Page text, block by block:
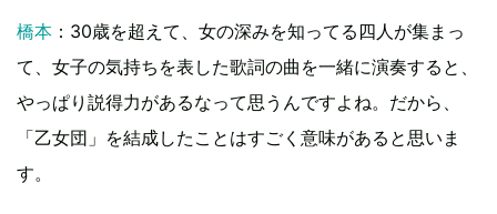
橋本 ：30歳を超えて、女の深みを知ってる四人が集まっ
て、女子の気持ちを表した歌詞の曲を一緒に演奏すると、
やっぱり説得力があるなって思うんですよね。だから、
「乙女団」を結成したことはすごく意味があると思いま
す。